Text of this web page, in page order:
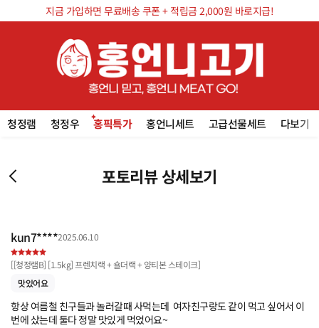
지금 가입하면 무료배송 쿠폰 + 적립금 2,000원 바로지급!
청정램 청정우 홍픽특가 홍언니세트 고급선물세트 다보기
포토리뷰 상세보기
kun7****2025.06.10
[[청정램B] [1.5kg] 프렌치랙 + 숄더랙 + 양티본 스테이크]
맛있어요
항상 여름철 친구들과 놀러갈때 사먹는데  여자친구랑도 같이 먹고 싶어서 이
번에 샀는데 둘다 정말 맛있게 먹었어요~